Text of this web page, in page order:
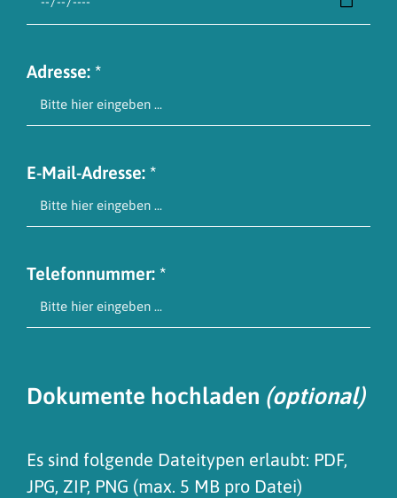
Adresse: *
E-Mail-Adresse: *
Telefonnummer: *
Dokumente hochladen (optional)
Es sind folgende Dateitypen erlaubt: PDF,
JPG, ZIP, PNG (max. 5 MB pro Datei)